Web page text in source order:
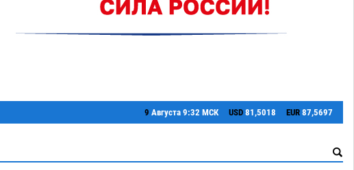
9 Августа 9:32 МСК USD 81,5018 EUR 87,5697